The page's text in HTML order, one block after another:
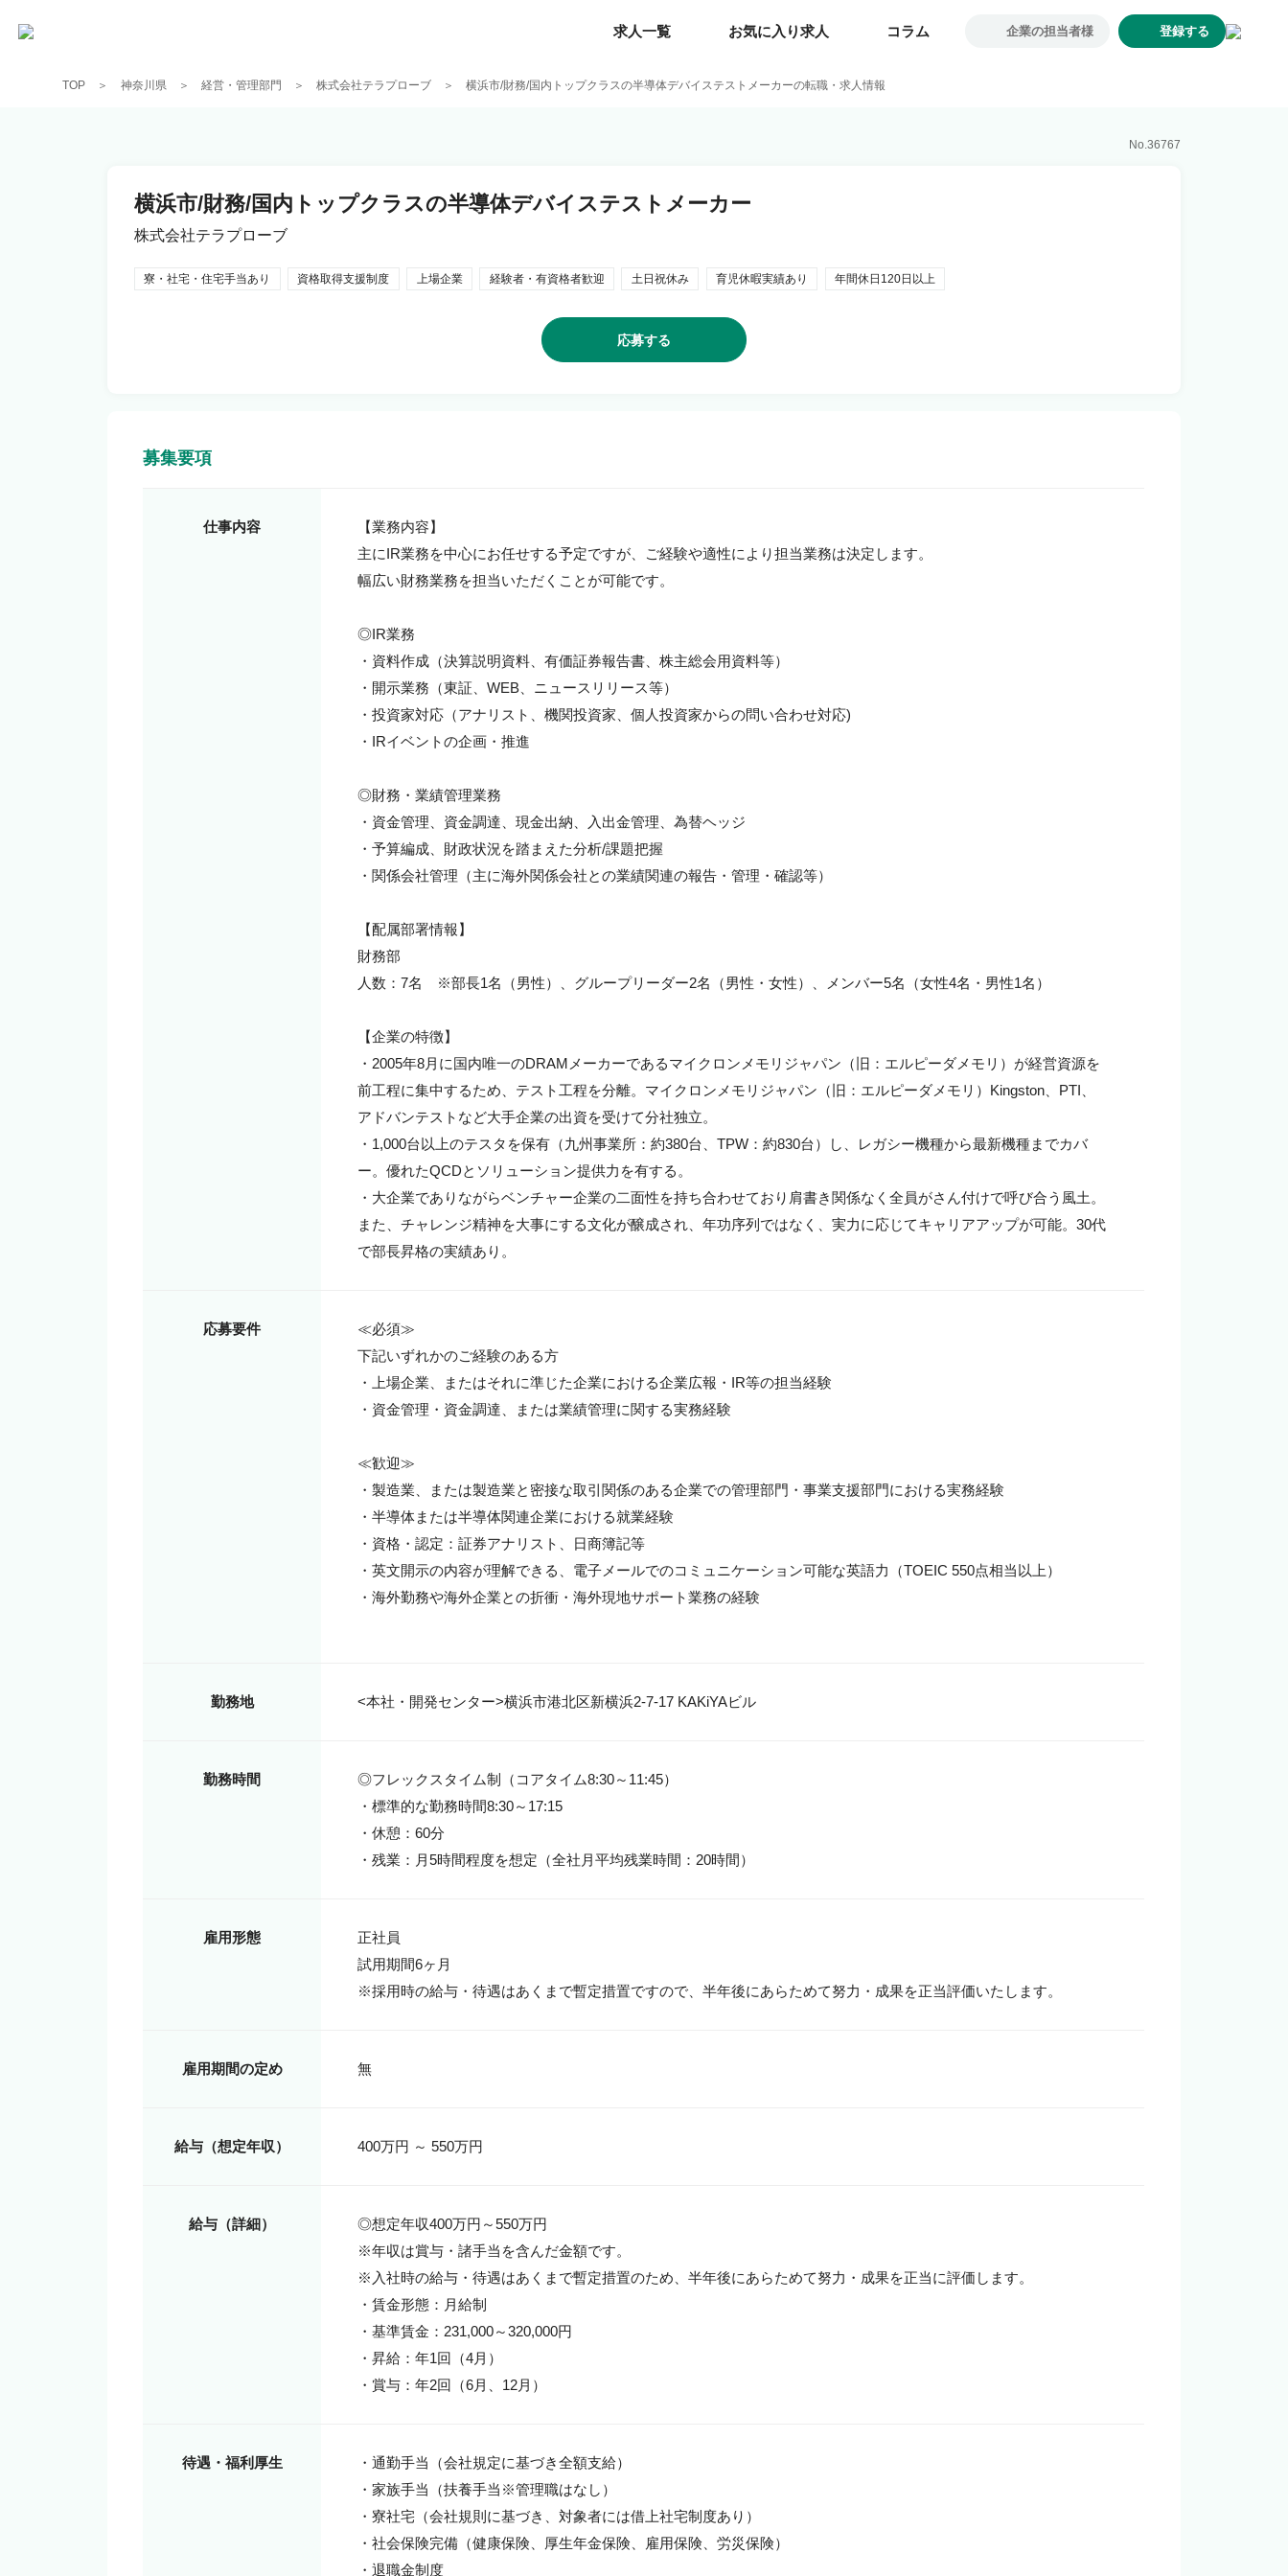
求人一覧 お気に入り求人 コラム 企業の担当者様 登録する
求人一覧 お気に入り求人 コラム 企業の担当者様 登録する
TOP 神奈川県 経営・管理部門 株式会社テラプローブ 横浜市/財務/国内トップクラスの半導体デバイステストメーカーの転職・求人情報
No. 36767
株式会社テラプローブ
横浜市/財務/国内トップクラスの半導体デバイステストメーカー
寮・社宅・住宅手当あり 資格取得支援制度 上場企業 経験者・有資格者歓迎 土日祝休み 育児休暇実績あり 年間休日120日以上
応募する
募集要項
仕事内容
【業務内容】
主にIR業務を中心にお任せする予定ですが、ご経験や適性により担当業務は決定します。
幅広い財務業務を担当いただくことが可能です。
◎IR業務
・資料作成（決算説明資料、有価証券報告書、株主総会用資料等）
・開示業務（東証、WEB、ニュースリリース等）
・投資家対応（アナリスト、機関投資家、個人投資家からの問い合わせ対応)
・IRイベントの企画・推進
◎財務・業績管理業務
・資金管理、資金調達、現金出納、入出金管理、為替ヘッジ
・予算編成、財政状況を踏まえた分析/課題把握
・関係会社管理（主に海外関係会社との業績関連の報告・管理・確認等）
【配属部署情報】
財務部
人数：7名　※部長1名（男性）、グループリーダー2名（男性・女性）、メンバー5名（女性4名・男性1名）
【企業の特徴】
・2005年8月に国内唯一のDRAMメーカーであるマイクロンメモリジャパン（旧：エルピーダメモリ）が経営資源を
前工程に集中するため、テスト工程を分離。マイクロンメモリジャパン（旧：エルピーダメモリ）Kingston、PTI、
アドバンテストなど大手企業の出資を受けて分社独立。
・1,000台以上のテスタを保有（九州事業所：約380台、TPW：約830台）し、レガシー機種から最新機種までカバ
ー。優れたQCDとソリューション提供力を有する。
・大企業でありながらベンチャー企業の二面性を持ち合わせており肩書き関係なく全員がさん付けで呼び合う風土。
また、チャレンジ精神を大事にする文化が醸成され、年功序列ではなく、実力に応じてキャリアアップが可能。30代
で部長昇格の実績あり。
応募要件
≪必須≫
下記いずれかのご経験のある方
・上場企業、またはそれに準じた企業における企業広報・IR等の担当経験
・資金管理・資金調達、または業績管理に関する実務経験
≪歓迎≫
・製造業、または製造業と密接な取引関係のある企業での管理部門・事業支援部門における実務経験
・半導体または半導体関連企業における就業経験
・資格・認定：証券アナリスト、日商簿記等
・英文開示の内容が理解できる、電子メールでのコミュニケーション可能な英語力（TOEIC 550点相当以上）
・海外勤務や海外企業との折衝・海外現地サポート業務の経験
勤務地 <本社・開発センター>横浜市港北区新横浜2-7-17 KAKiYAビル
勤務時間
◎フレックスタイム制（コアタイム8:30～11:45）
・標準的な勤務時間8:30～17:15
・休憩：60分
・残業：月5時間程度を想定（全社月平均残業時間：20時間）
雇用形態
正社員
試用期間6ヶ月
※採用時の給与・待遇はあくまで暫定措置ですので、半年後にあらためて努力・成果を正当評価いたします。
雇用期間の定め 無
給与（想定年収） 400万円 ～ 550万円
給与（詳細）
◎想定年収400万円～550万円
※年収は賞与・諸手当を含んだ金額です。
※入社時の給与・待遇はあくまで暫定措置のため、半年後にあらためて努力・成果を正当に評価します。
・賃金形態：月給制
・基準賃金：231,000～320,000円
・昇給：年1回（4月）
・賞与：年2回（6月、12月）
待遇・福利厚生
・通勤手当（会社規定に基づき全額支給）
・家族手当（扶養手当※管理職はなし）
・寮社宅（会社規則に基づき、対象者には借上社宅制度あり）
・社会保険完備（健康保険、厚生年金保険、雇用保険、労災保険）
・退職金制度